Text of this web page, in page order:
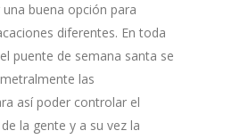
buena opción para
diferentes. En toda
puente de semana santa se
las
así poder controlar el
la gente y a su vez la